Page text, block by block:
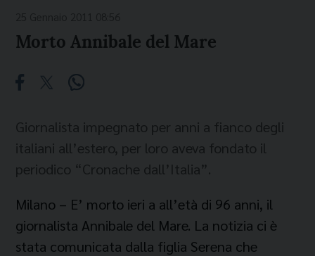
Morto Annibale del Mare
Giornalista impegnato per anni a fianco degli
italiani all’estero, per loro aveva fondato il
periodico “Cronache dall’Italia”.
Milano – E’ morto ieri a all’età di 96 anni, il
giornalista Annibale del Mare. La notizia ci è
stata comunicata dalla figlia Serena che